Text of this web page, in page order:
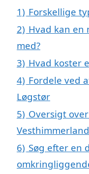
1) Forskellige
2) Hvad kan en
med?
3) Hvad koster
4) Fordele ved
Løgstør
5) Oversigt
6) Søg efter en